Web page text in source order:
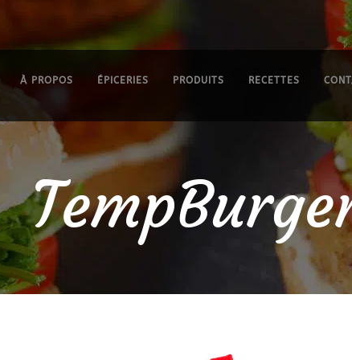
À PROPOS ÉPICERIES PRODUITS RECETTES